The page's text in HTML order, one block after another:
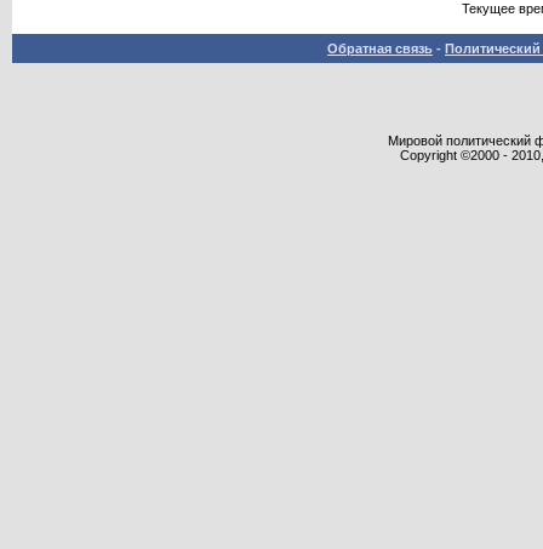
Текущее
Обратная связь -
Мировой политический
Copyright ©2000 -